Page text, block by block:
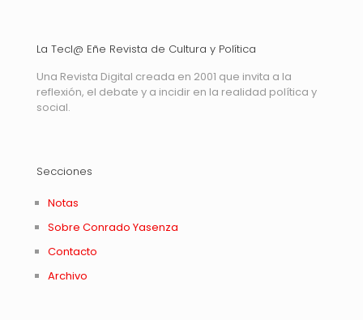
La Tecl@ Eñe Revista de Cultura y Política
Una Revista Digital creada en 2001 que invita a la
reflexión, el debate y a incidir en la realidad política y
social.
Secciones
Notas
Sobre Conrado Yasenza
Contacto
Archivo